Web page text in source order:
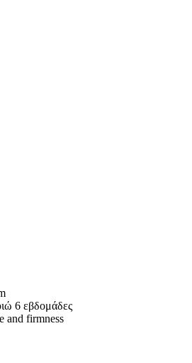
6 εβδομάδες
and firmness